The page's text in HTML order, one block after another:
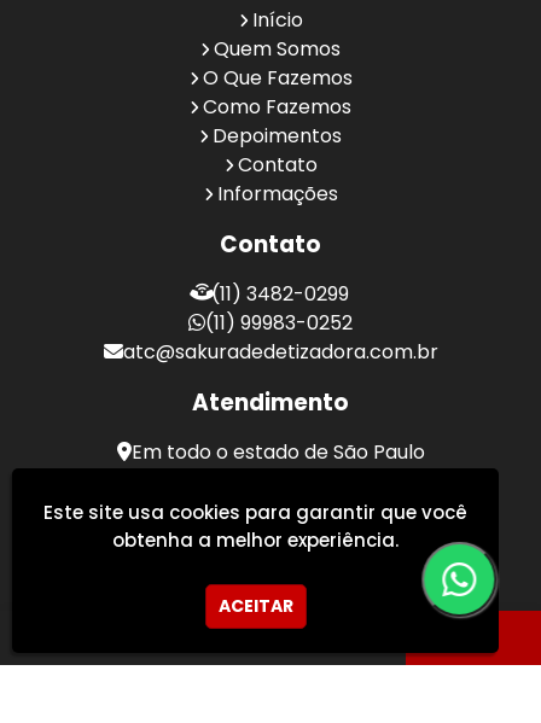
Início
Quem Somos
O Que Fazemos
Como Fazemos
Depoimentos
Contato
Informações
Contato
(11) 3482-0299
(11) 99983-0252
atc@sakuradedetizadora.com.br
Atendimento
Em todo o estado de São Paulo
Este site usa cookies para garantir que você
obtenha a melhor experiência.
ACEITAR